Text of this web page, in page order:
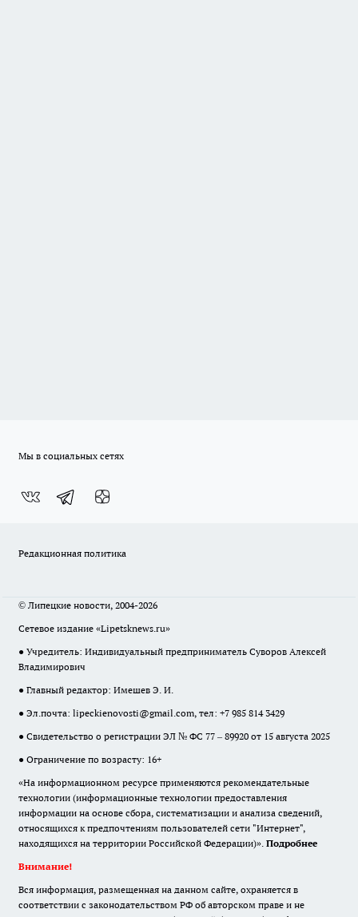
Мы в социальных сетях
Редакционная политика
© Липецкие новости, 2004-2026
Сетевое издание «Lipetsknews.ru»
● Учредитель: Индивидуальный предприниматель Суворов Алексей
Владимирович
● Главный редактор: Имешев Э. И.
● Эл.почта: lipeckienovosti@gmail.com, тел: +7 985 814 3429
● Свидетельство о регистрации ЭЛ № ФС 77 – 89920 от 15 августа 2025
● Ограничение по возрасту: 16+
«На информационном ресурсе применяются рекомендательные
технологии (информационные технологии предоставления
информации на основе сбора, систематизации и анализа сведений,
относящихся к предпочтениям пользователей сети "Интернет",
находящихся на территории Российской Федерации)». Подробнее
Внимание!
Вся информация, размещенная на данном сайте, охраняется в
соответствии с законодательством РФ об авторском праве и не